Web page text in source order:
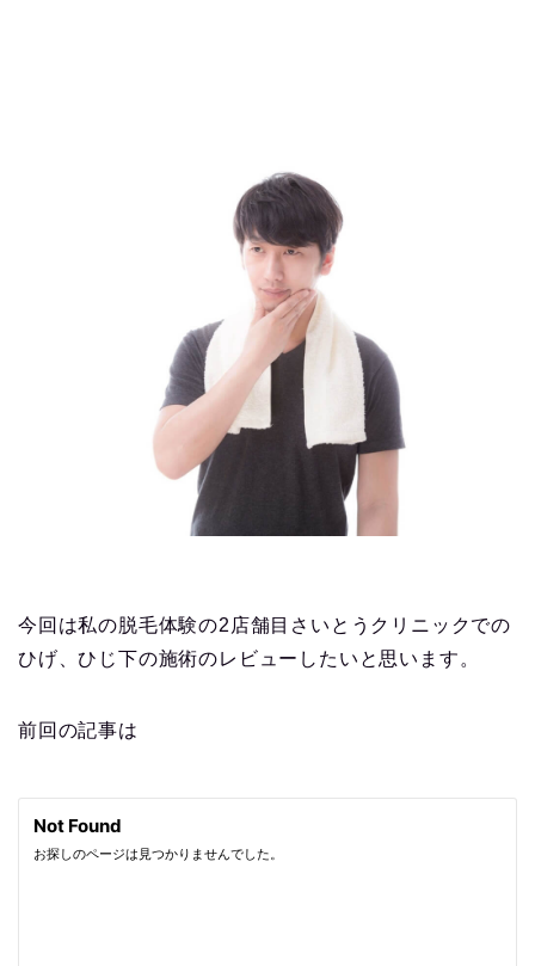
今回は私の脱毛体験の2店舗目 さいとうクリニックでの
ひげ、ひじ下の施術のレビューしたいと思います。
前回の記事は